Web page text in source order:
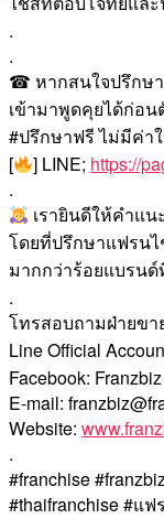
.
.
☎ หากสนใจปรึกษ
เข้ามาพูดคุยได้ก่อน
#ปรึกษาฟรี ไม่มีค่า
[
] LINE; https://
.
เรายินดีให้คำแ
โดยที่ปรึกษาแฟรน
มากกว่าร้อยแบรน
.
โทรสอบถามฝ่ายขา
Line Official
Facebook:
E-mail:
Website:
.
#franchise
#thaifranchise #แ